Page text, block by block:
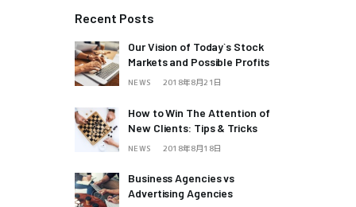
Recent Posts
Our Vision of Today`s Stock
Markets and Possible Profits
NEWS 2018年8月21日
How to Win The Attention of
New Clients: Tips & Tricks
NEWS 2018年8月18日
Business Agencies vs
Advertising Agencies